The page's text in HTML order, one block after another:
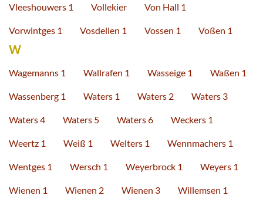
Vleeshouwers 1 Vollekier Von Hall 1
Vorwintges 1 Vosdellen 1 Vossen 1 Voßen 1
W
Wagemanns 1 Wallrafen 1 Wasseige 1 Waßen 1
Wassenberg 1 Waters 1 Waters 2 Waters 3
Waters 4 Waters 5 Waters 6 Weckers 1
Weertz 1 Weiß 1 Welters 1 Wennmachers 1
Wentges 1 Wersch 1 Weyerbrock 1 Weyers 1
Wienen 1 Wienen 2 Wienen 3 Willemsen 1